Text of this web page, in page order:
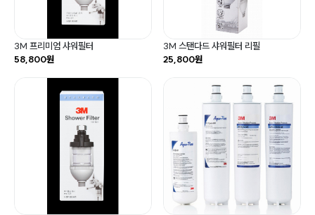
3M 프리미엄 샤워필터
58,800원
3M 스탠다드 샤워필터 리필
25,800원